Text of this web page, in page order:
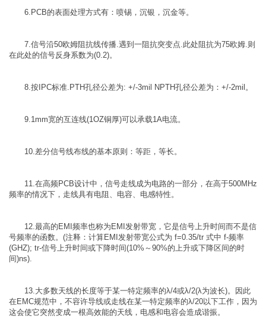
6.PCB的表面处理方式有：喷锡，沉银，沉金等。
7.信号沿50欧姆阻抗线传播.遇到一阻抗突变点.此处阻抗为75欧姆.则
在此处的信号反身系数为(0.2)。
8.按IPC标准.PTH孔径公差为: +/-3mil NPTH孔径公差为：+/-2mil。
9.1mm宽的互连线(1OZ铜厚)可以承载1A电流。
10.差分信号线布线的基本原则：等距，等长。
11.在高频PCB设计中，信号走线成为电路的一部分，在高于500MHz
频率的情况下，走线具有电阻、电容、电感特性。
12.最高的EMI频率也称为EMI发射带宽，它是信号上升时间而不是信
号频率的函数。(注释：计算EMI发射带宽公式为 f=0.35/tr 式中 f-频率
(GHZ); tr-信号上升时间或下降时间(10%～90%的上升或下降区间的时
间)ns).
13.大多数天线的长度等于某一特定频率的λ/4或λ/2(λ为波长)。因此
在EMC规范中，不容许导线或走线在某一特定频率的λ/20以下工作，因为
这会使它突然变成一根高效能的天线，电感和电容会造成谐振。